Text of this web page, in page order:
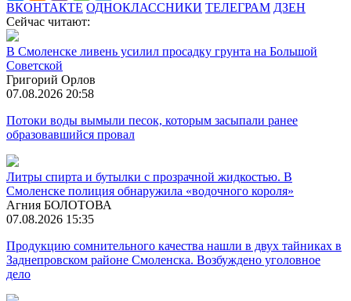
ВКОНТАКТЕ ОДНОКЛАССНИКИ ТЕЛЕГРАМ ДЗЕН
Сейчас читают:
В Смоленске ливень усилил просадку грунта на Большой
Советской
Григорий Орлов
07.08.2026 20:58
Потоки воды вымыли песок, которым засыпали ранее
образовавшийся провал
Литры спирта и бутылки с прозрачной жидкостью. В
Смоленске полиция обнаружила «водочного короля»
Агния БОЛОТОВА
07.08.2026 15:35
Продукцию сомнительного качества нашли в двух тайниках в
Заднепровском районе Смоленска. Возбуждено уголовное
дело